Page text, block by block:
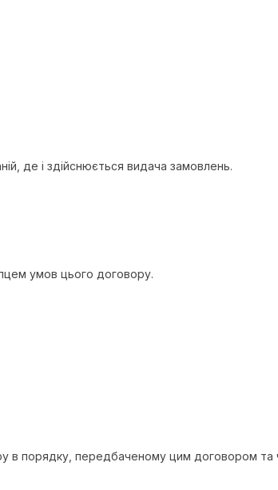
де і здійснюється видача замовлень.
умов цього договору.
в порядку, передбаченому цим договором та